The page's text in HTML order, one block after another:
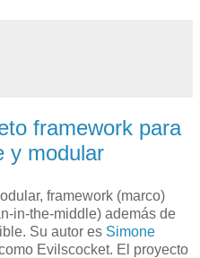
framework para
y modular
framework (marco)
in-the-middle) además de
Su autor es Simone
Evilscocket. El proyecto